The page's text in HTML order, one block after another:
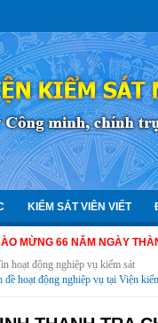
KIỂM SÁT VIÊN VIẾT
66 NĂM NGÀY THÀNH LẬP
hoạt động nghiệp vụ kiểm sát
hoạt động nghiệp vụ tại Viện